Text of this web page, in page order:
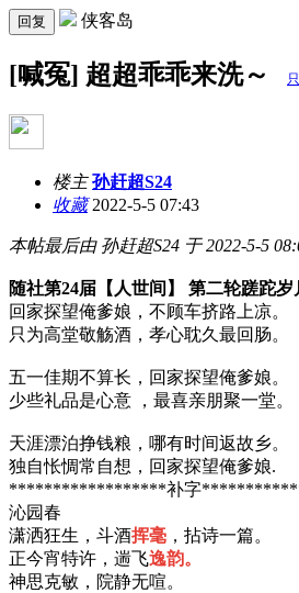
回复 侠客岛
[喊冤] 超超乖乖来洗～
楼主 孙赶超S24
收藏2022-5-5 07:43
本帖最后由 孙赶超S24 于 2022-5-5
随社第24届【人世间】 第二轮蹉跎岁
回家探望俺爹娘，不顾车挤路上凉。
只为高堂敬觞酒，孝心耽久最回肠。
五一佳期不算长，回家探望俺爹娘。
少些礼品是心意 ，最喜亲朋聚一堂。
天涯漂泊挣钱粮，哪有时间返故乡。
独自怅惆常自想，回家探望俺爹娘.
******************补字
沁园春
潇洒狂生，斗酒挥毫 ，拈诗一篇。
正今宵特许，遄飞逸韵。
神思克敏，院静无喧。